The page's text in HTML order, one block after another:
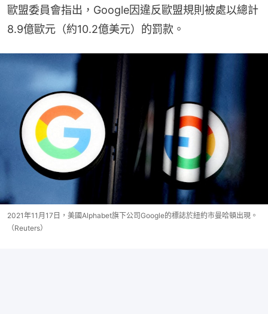
歐盟委員會指出，Google因違反歐盟規則被處以總計
8.9億歐元（約10.2億美元）的罰款。
2021年11月17日，美國Alphabet旗下公司Google的標誌於紐約市曼哈頓出現。
（Reuters）